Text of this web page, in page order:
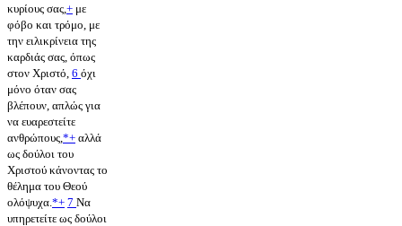
κυρίους σας, + με
φόβο και τρόμο, με
την ειλικρίνεια της
καρδιάς σας, όπως
στον Χριστό, 6 όχι
μόνο όταν σας
βλέπουν, απλώς για
να ευαρεστείτε
ανθρώπους, *+ αλλά
ως δούλοι του
Χριστού κάνοντας το
θέλημα του Θεού
ολόψυχα. *+ 7 Να
υπηρετείτε ως δούλοι